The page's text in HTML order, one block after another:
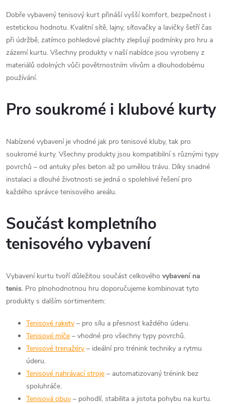
Dobře vybavený tenisový kurt přináší vyšší komfort, bezpečnost i
estetickou hodnotu. Kvalitní sítě, lajny, síťovačky a lavičky šetří čas
při údržbě, zatímco pohledové plachty zlepšují podmínky pro hru a
zázemí kurtu. Všechny produkty v naší nabídce jsou vyrobeny z
materiálů odolných vůči povětrnostním vlivům a dlouhodobému
používání.
Pro soukromé i klubové kurty
Nabízené vybavení je vhodné jak pro tenisové kluby, tak pro
soukromé kurty. Všechny produkty jsou kompatibilní s různými typy
povrchů – od antuky přes beton až po umělou trávu. Díky snadné
instalaci a dlouhé životnosti se jedná o spolehlivé řešení pro
každého správce tenisového areálu.
Součást kompletního
tenisového vybavení
Vybavení kurtu tvoří důležitou součást celkového vybavení na
tenis. Pro plnohodnotnou hru doporučujeme kombinovat tyto
produkty s dalším sortimentem:
Tenisové rakety – pro sílu a přesnost každého úderu.
Tenisové míče – vhodné pro všechny typy povrchů.
Tenisové trenažéry – ideální pro trénink techniky a rytmu
úderu.
Tenisové nahrávací stroje – automatizovaný trénink bez
spoluhráče.
Tenisová obuv – pohodlí, stabilita a jistota pohybu na kurtu.